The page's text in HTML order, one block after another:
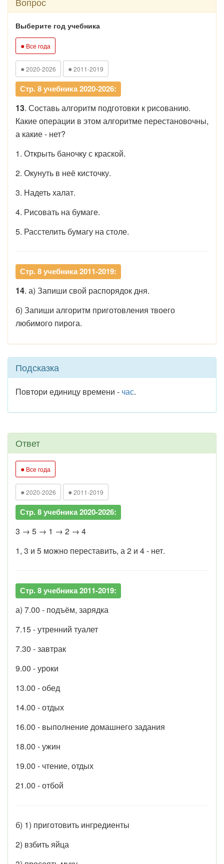
Выберите год учебника
● Все года
● 2020-2026 ● 2011-2019
Стр. 8 учебника 2020-2026:
13. Составь алгоритм подготовки к рисованию.
Какие операции в этом алгоритме перестановочны,
а какие - нет?
1. Открыть баночку с краской.
2. Окунуть в неё кисточку.
3. Надеть халат.
4. Рисовать на бумаге.
5. Расстелить бумагу на столе.
Стр. 8 учебника 2011-2019:
14. а) Запиши свой распорядок дня.
б) Запиши алгоритм приготовления твоего
любимого пирога.
Подсказка
Повтори единицу времени - час.
Ответ
● Все года
● 2020-2026 ● 2011-2019
Стр. 8 учебника 2020-2026:
3 → 5 → 1 → 2 → 4
1, 3 и 5 можно переставить, а 2 и 4 - нет.
Стр. 8 учебника 2011-2019:
а) 7.00 - подъём, зарядка
7.15 - утренний туалет
7.30 - завтрак
9.00 - уроки
13.00 - обед
14.00 - отдых
16.00 - выполнение домашнего задания
18.00 - ужин
19.00 - чтение, отдых
21.00 - отбой
б) 1) приготовить ингредиенты
2) взбить яйца